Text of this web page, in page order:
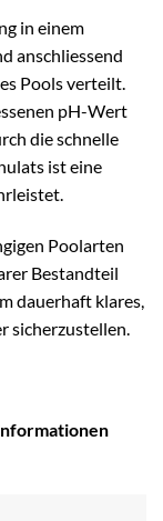
in einem
anschliessend
Pools verteilt.
pH-Wert
die schnelle
ist eine
Poolarten
Bestandteil
dauerhaft klares,
sicherzustellen.